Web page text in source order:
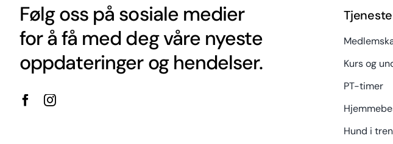
Følg oss på sosiale medier
for å få med deg våre nyeste
oppdateringer og hendelser.
Kurs og
PT-timer
Hund i